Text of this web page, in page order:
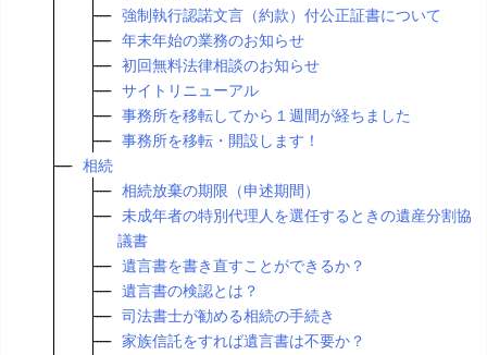
強制執行認諾文言（約款）付公正証書について
年末年始の業務のお知らせ
初回無料法律相談のお知らせ
サイトリニューアル
事務所を移転してから１週間が経ちました
事務所を移転・開設します！
相続
相続放棄の期限（申述期間）
未成年者の特別代理人を選任するときの遺産分割協
議書
遺言書を書き直すことができるか？
遺言書の検認とは？
司法書士が勧める相続の手続き
家族信託をすれば遺言書は不要か？